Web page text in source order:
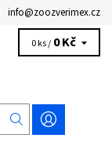
info@zoozverimex.cz
0 ks / 0 Kč